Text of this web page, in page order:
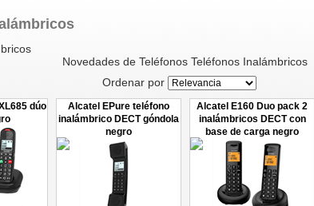
Novedades de Teléfonos Teléfonos Inalámbricos
Ordenar por
dúo
Alcatel EPure teléfono
inalámbrico DECT góndola
negro
Alcatel E160 Duo pack 2
inalámbricos DECT con
base de carga negro